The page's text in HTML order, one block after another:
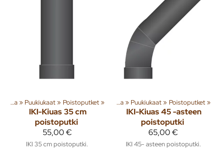
Sauna ‪» Puukiukaat‪» Poistoputket‪»
IKI-Kiuas 35 cm
poistoputki
55,00 €
IKI 35 cm poistoputki.
ja tuotteita‪»Rakenna‪» Sauna ‪» Puukiukaat‪» Poistoputket‪»
IKI-Kiuas 45 -asteen
poistoputki
65,00 €
IKI 45- asteen poistoputki.